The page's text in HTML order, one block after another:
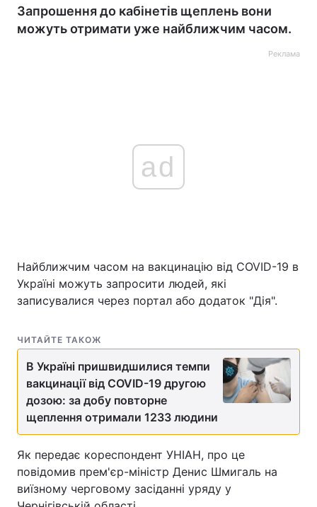
Україна Політика
Економіка Світ
Техно і зв'язок Лайт
Інциденти
Здоров'я Туризм
Цікавинки Погода
Екологія Регіони
Запрошення до кабінетів щеплень вони
можуть отримати уже найближчим часом.
Реклама
ad
Найближчим часом на вакцинацію від COVID-19 в
Україні можуть запросити людей, які
записувалися через портал або додаток "Дія".
ЧИТАЙТЕ ТАКОЖ
В Україні пришвидшилися темпи
вакцинації від COVID-19 другою
дозою: за добу повторне
щеплення отримали 1233 людини
Як передає кореспондент УНІАН, про це
повідомив прем'єр-міністр Денис Шмигаль на
виїзному черговому засіданні уряду у